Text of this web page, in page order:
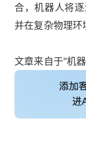
合，机器人将
并在复杂物理环
文章来自于"机